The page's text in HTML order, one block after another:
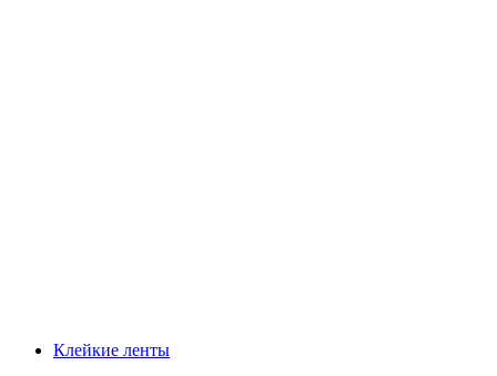
Клейкие ленты